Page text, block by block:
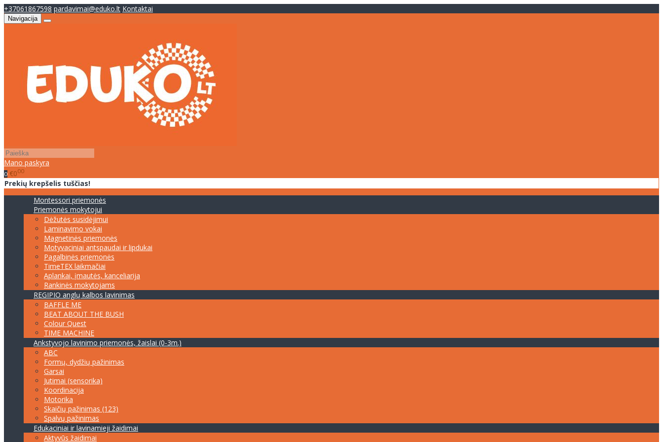
+37061867598 pardavimai@eduko.lt Kontaktai
Navigacija
Mano paskyra
0 €000
Prekių krepšelis tuščias!
Montessori priemonės
Priemonės mokytojui
Dėžutės susidėjimui
Laminavimo vokai
Magnetinės priemonės
Motyvaciniai antspaudai ir lipdukai
Pagalbinės priemonės
TimeTEX laikmačiai
Aplankai, įmautės, kanceliarija
Rankinės mokytojams
REGIPIO anglų kalbos lavinimas
BAFFLE ME
BEAT ABOUT THE BUSH
Colour Quest
TIME MACHINE
Ankstyvojo lavinimo priemonės, žaislai (0-3m.)
ABC
Formų, dydžių pažinimas
Garsai
Jutimai (sensorika)
Koordinacija
Motorika
Skaičių pažinimas (123)
Spalvų pažinimas
Edukaciniai ir lavinamieji žaidimai
Aktyvūs žaidimai